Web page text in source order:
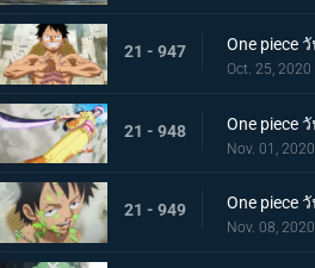
21 - 947
Oct. 25, 2020
21 - 948
Nov. 01, 2020
21 - 949
Nov. 08, 2020